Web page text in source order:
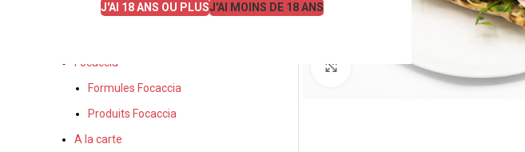
J'AI 18 ANS OU PLUSJ'AI MOINS DE 18 ANS
Formules Poke Bowls
Focaccia
Formules Focaccia
Produits Focaccia
A la carte